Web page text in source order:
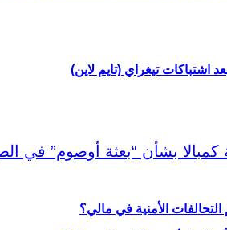
اشتباكات تيغراي (تايم لاين)
الأمنية في مالي؟